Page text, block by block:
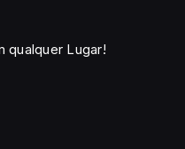
qualquer Lugar!